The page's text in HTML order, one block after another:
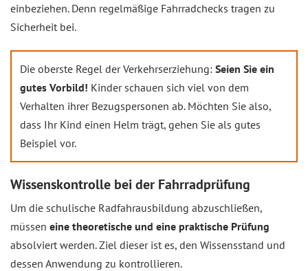
einbeziehen. Denn regelmäßige Fahrradchecks tragen zu
Sicherheit bei.
Die oberste Regel der Verkehrserziehung: Seien Sie ein
gutes Vorbild! Kinder schauen sich viel von dem
Verhalten ihrer Bezugspersonen ab. Möchten Sie also,
dass Ihr Kind einen Helm trägt, gehen Sie als gutes
Beispiel vor.
Wissenskontrolle bei der Fahrradprüfung
Um die schulische Radfahrausbildung abzuschließen,
müssen eine theoretische und eine praktische Prüfung
absolviert werden. Ziel dieser ist es, den Wissensstand und
dessen Anwendung zu kontrollieren.